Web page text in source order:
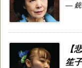
— 銃
【
笙